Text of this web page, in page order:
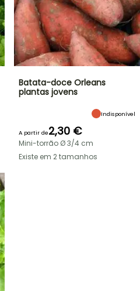
Batata-doce Orleans
plantas jovens
Indisponível
A partir de2,30 €
Mini-torrão Ø 3/4 cm
Existe em 2 tamanhos